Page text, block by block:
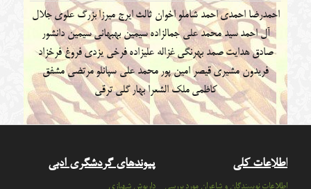
احمدرضا احمدیاحمد شاملو اخوان ثالث ایرج میرزابزرگ علوی جلال
آل احمدسید محمد علی جمالزادهسیمین بهبهانیسیمین دانشور
صادق هدایتصمد بهرنگی غزاله علیزادهفرخی یزدی فروغ فرخزاد
فریدون مشیری قیصر امین پور محمد علی سپانلومرتضی مشفق
کاظمی ملک الشعرا بهار گلی ترقی
اطلاعات کلی
اطلاعات نویسندگان و شاعران مورد بررسی
پیوندهای گردشگری ادبی
داریوش شهبازی